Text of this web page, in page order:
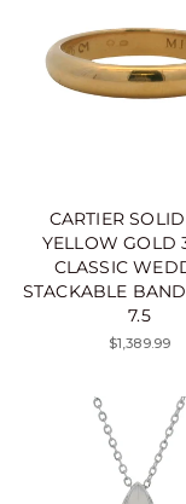
CARTIER
YELLOW GOLD
CLASSIC
STACKABLE
7.5
$1,389.99